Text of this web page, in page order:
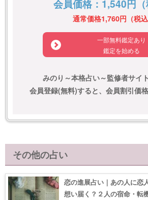
会員価格：1,540円（
通常価格1,760円（税込
一部無料鑑定あり
鑑定を始める
みのり～本格占い～監修者サイ
会員登録(無料)すると、会員割引価
その他の占い
恋の進展占い｜あの人に恋
想い届く？２人の宿命・転